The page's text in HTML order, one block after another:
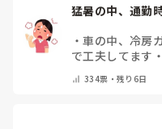
猛暑の中、通勤
・車の中、冷房
で工夫してます
ん ・その他（コ
334票・残り6日